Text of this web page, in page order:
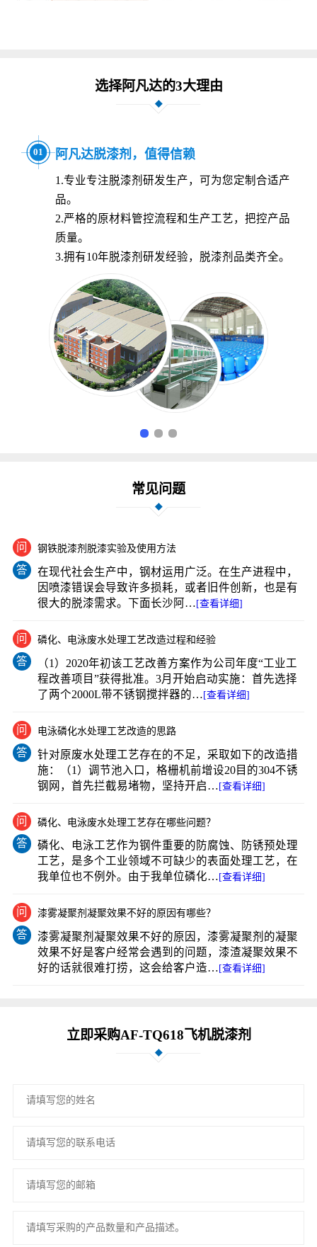
选择阿凡达的3大理由
01 阿凡达脱漆剂，值得信赖
1.专业专注脱漆剂研发生产，可为您定制合适产
品。
2.严格的原材料管控流程和生产工艺，把控产品
质量。
3.拥有10年脱漆剂研发经验，脱漆剂品类齐全。
常见问题
问 钢铁脱漆剂脱漆实验及使用方法
答
在现代社会生产中，钢材运用广泛。在生产进程中，
因喷漆错误会导致许多损耗，或者旧件创新，也是有
很大的脱漆需求。下面长沙阿… [查看详细]
问 磷化、电泳废水处理工艺改造过程和经验
答
（1）2020年初该工艺改善方案作为公司年度“工业工
程改善项目”获得批准。3月开始启动实施：首先选择
了两个2000L带不锈钢搅拌器的… [查看详细]
问 电泳磷化水处理工艺改造的思路
答
针对原废水处理工艺存在的不足，采取如下的改造措
施：（1）调节池入口，格栅机前增设20目的304不锈
钢网，首先拦截易堵物，坚持开启…[查看详细]
问 磷化、电泳废水处理工艺存在哪些问题？
答
磷化、电泳工艺作为钢件重要的防腐蚀、防锈预处理
工艺，是多个工业领域不可缺少的表面处理工艺，在
我单位也不例外。由于我单位磷化… [查看详细]
问 漆雾凝聚剂凝聚效果不好的原因有哪些？
答
漆雾凝聚剂凝聚效果不好的原因，漆雾凝聚剂的凝聚
效果不好是客户经常会遇到的问题，漆渣凝聚效果不
好的话就很难打捞，这会给客户造… [查看详细]
立即采购AF-TQ618飞机脱漆剂